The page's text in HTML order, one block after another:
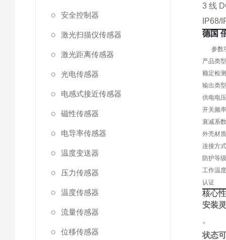
安全控制器
激光扫描仪传感器
激光距离传感器
光电传感器
电感式接近传感器
磁性传感器
电导率传感器
温度变送器
压力传感器
温度传感器
流量传感器
位移传感器
3 线
IP68/
德国
参数
产品类
额定检
输出类
供电电
开关频
衰减系
外壳材
连接方
防护等
工作温
认证
核心
安装
。
状态